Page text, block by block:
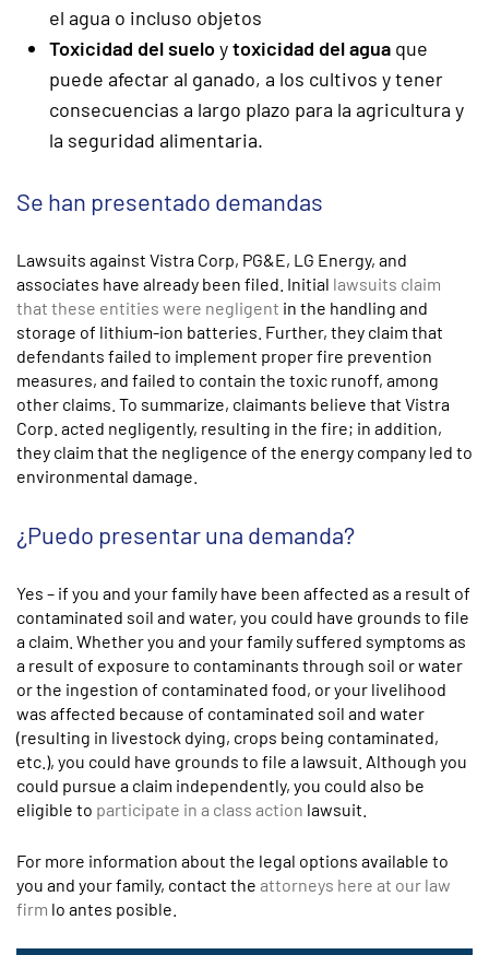
el agua o incluso objetos
Toxicidad del sueloytoxicidad del agua que
puede afectar al ganado, a los cultivos y tener
consecuencias a largo plazo para la agricultura y
la seguridad alimentaria.
Se han presentado demandas
Lawsuits against Vistra Corp, PG&E, LG Energy, and
associates have already been filed. Initial lawsuits claim
that these entities were negligent in the handling and
storage of lithium-ion batteries. Further, they claim that
defendants failed to implement proper fire prevention
measures, and failed to contain the toxic runoff, among
other claims. To summarize, claimants believe that Vistra
Corp. acted negligently, resulting in the fire; in addition,
they claim that the negligence of the energy company led to
environmental damage.
¿Puedo presentar una demanda?
Yes – if you and your family have been affected as a result of
contaminated soil and water, you could have grounds to file
a claim. Whether you and your family suffered symptoms as
a result of exposure to contaminants through soil or water
or the ingestion of contaminated food, or your livelihood
was affected because of contaminated soil and water
(resulting in livestock dying, crops being contaminated,
etc.), you could have grounds to file a lawsuit. Although you
could pursue a claim independently, you could also be
eligible to participate in a class action lawsuit.
For more information about the legal options available to
you and your family, contact the attorneys here at our law
firm lo antes posible.